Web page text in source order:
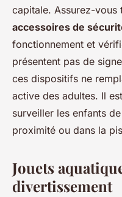
capitale. Assurez-vous
accessoires de
fonctionnement et
présentent pas de
ces dispositifs ne
active des adultes. Il
surveiller les enfants
proximité ou dans la
Jouets
divertissement